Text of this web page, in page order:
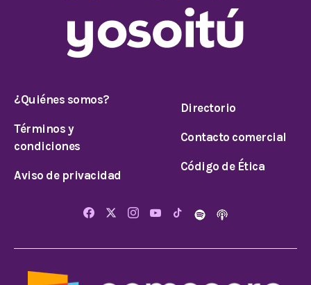
¿Quiénes somos?
Términos y
condiciones
Aviso de privacidad
Directorio
Contacto comercial
Código de Ética